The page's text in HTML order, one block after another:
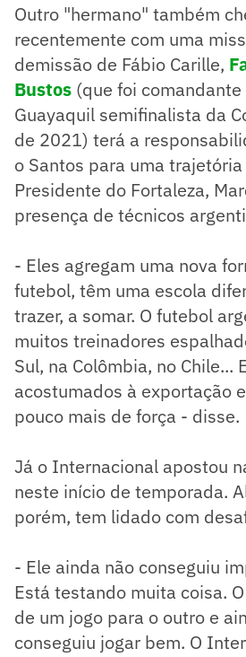
Outro "hermano" também
recentemente com uma
demissão de Fábio Carille,
Bustos (que foi
Guayaquil semifinalista da
de 2021) terá a
o Santos para uma
Presidente do Fortaleza,
presença de técnicos
- Eles agregam uma nova
futebol, têm uma escola
trazer, a somar. O futebol
muitos treinadores
Sul, na Colômbia, no Chile...
acostumados à exportação
pouco mais de força - disse.
Já o Internacional apostou
neste início de temporada.
porém, tem lidado com
- Ele ainda não conseguiu
Está testando muita coisa.
de um jogo para o outro e
conseguiu jogar bem. O